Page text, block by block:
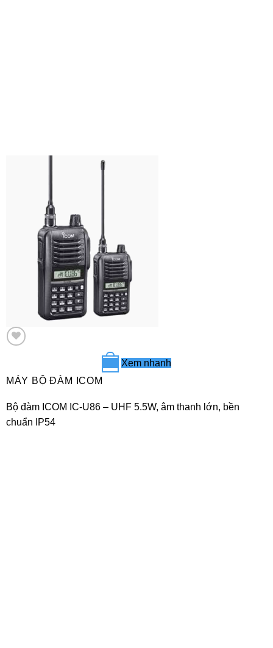
Xem nhanh
MÁY BỘ ĐÀM ICOM
Bộ đàm ICOM IC-U86 – UHF 5.5W, âm thanh lớn, bền
chuẩn IP54